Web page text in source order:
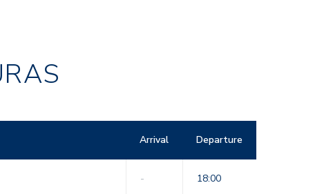
Arrival Departure
- 18:00